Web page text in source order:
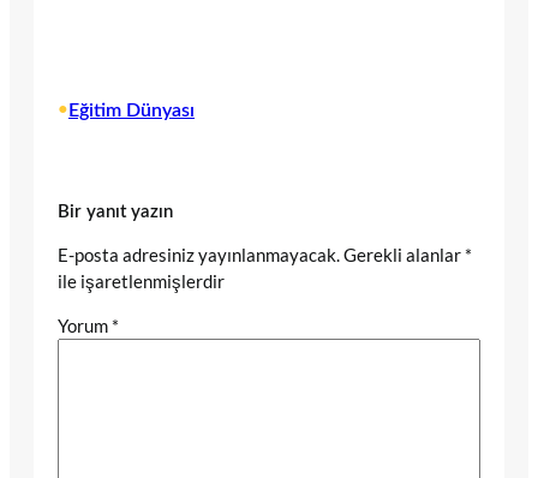
• Eğitim Dünyası
Bir yanıt yazın
E-posta adresiniz yayınlanmayacak.Gerekli alanlar *
ile işaretlenmişlerdir
Yorum *